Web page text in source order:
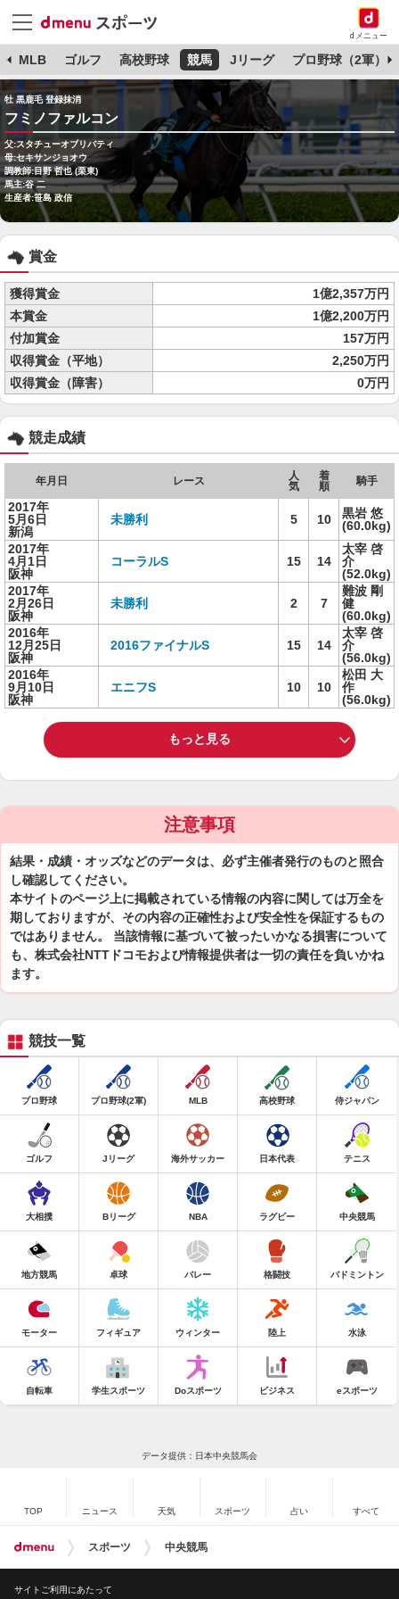
dメニュー
MLB ゴルフ 高校野球 競馬 Jリーグ プロ野球（2軍）
牡 黒鹿毛 登録抹消
フミノファルコン
父:スタチューオブリバティ
母:セキサンジョオウ
調教師:目野 哲也 (栗東)
馬主:谷 二
生産者:笹島 政信
賞金
獲得賞金
1億2,357万円
本賞金
1億2,200万円
付加賞金
157万円
収得賞金（平地）
2,250万円
収得賞金（障害）
0万円
競走成績
年月日 レース
人
気
着
順
騎手
2017年
5月6日
新潟
未勝利 5 10
黒岩 悠
(60.0kg)
2017年
4月1日
阪神
コーラルS 15 14
太宰 啓
介
(52.0kg)
2017年
2月26日
阪神
未勝利 2 7
難波 剛
健
(60.0kg)
2016年
12月25日
阪神
2016ファイナルS 15 14
太宰 啓
介
(56.0kg)
2016年
9月10日
阪神
エニフS 10 10
松田 大
作
(56.0kg)
もっと見る
注意事項
結果・成績・オッズなどのデータは、必ず主催者発行のものと照合
し確認してください。
本サイトのページ上に掲載されている情報の内容に関しては万全を
期しておりますが、その内容の正確性および安全性を保証するもの
ではありません。 当該情報に基づいて被ったいかなる損害について
も、株式会社NTTドコモおよび情報提供者は一切の責任を負いかね
ます。
競技一覧
プロ野球 プロ野球(2軍) MLB 高校野球 侍ジャパン
ゴルフ Jリーグ 海外サッカー 日本代表 テニス
大相撲 Bリーグ NBA ラグビー 中央競馬
地方競馬 卓球 バレー 格闘技 バドミントン
モーター フィギュア ウィンター 陸上 水泳
自転車 学生スポーツ Doスポーツ ビジネス eスポーツ
データ提供：日本中央競馬会
TOP ニュース 天気 スポーツ 占い すべて
スポーツ 中央競馬
サイトご利用にあたって